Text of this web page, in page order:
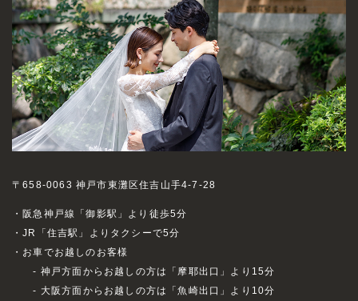
〒658-0063 神戸市東灘区住吉山手4-7-28
・阪急神戸線「御影駅」より徒歩5分
・JR「住吉駅」よりタクシーで5分
・お車でお越しのお客様
- 神戸方面からお越しの方は「摩耶出口」より15分
- 大阪方面からお越しの方は「魚崎出口」より10分